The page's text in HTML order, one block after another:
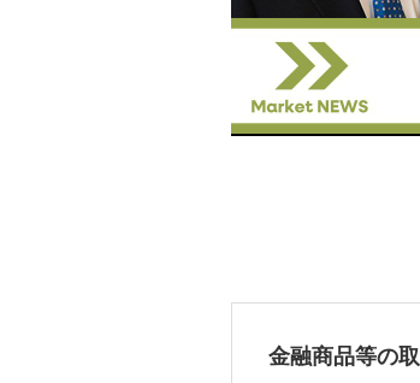
金融商品等の